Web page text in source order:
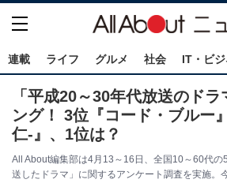
連載 ライフ グルメ 社会 IT・ビ
「平成20～30年代放送のド
ング！ 3位『コード・ブルー
仁‐』、1位は？
All About編集部は4月13～16日、全国10～60代の
送したドラマ」に関するアンケート調査を実施。